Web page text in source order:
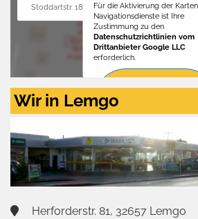
Stoddartstr. 18, 32758 Detmold
Für die Aktivierung der
Navigationsdienste ist Ihre
Zustimmung zu den
Datenschutzrichtlinien vom
Drittanbieter Google LLC
erforderlich.
Zustimmen
aktivieren
Wir in Lemgo
Herforderstr. 81, 32657 Lemgo